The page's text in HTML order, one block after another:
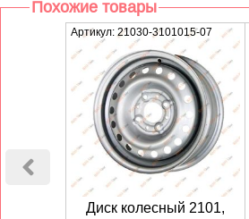
Похожие товары
Артикул: 21030-3101015-07
Диск колесный 2101,